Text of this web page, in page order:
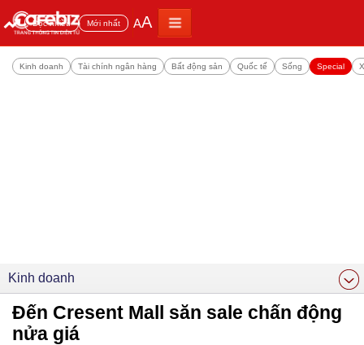
Đọc nhiều Mới nhất AA
Kinh doanh Tài chính ngân hàng Bất động sản Quốc tế Sống Special
Kinh doanh
Đến Cresent Mall săn sale chấn động
nửa giá